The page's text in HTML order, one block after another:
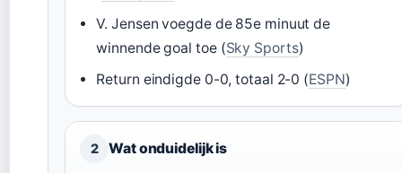
V. Jensen voegde de 85e minuut de
winnende goal toe (Sky Sports)
Return eindigde 0-0, totaal 2-0 (ESPN)
2 Wat onduidelijk is